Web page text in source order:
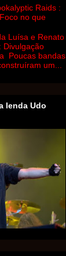
Raids :
no que
Luísa e Renato
Divulgação
Poucas bandas
um...
lenda Udo